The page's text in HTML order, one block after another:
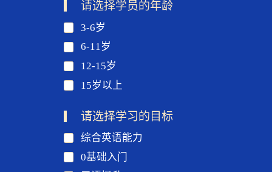
请选择学员的年龄
3-6岁
6-11岁
12-15岁
15岁以上
请选择学习的目标
综合英语能力
0基础入门